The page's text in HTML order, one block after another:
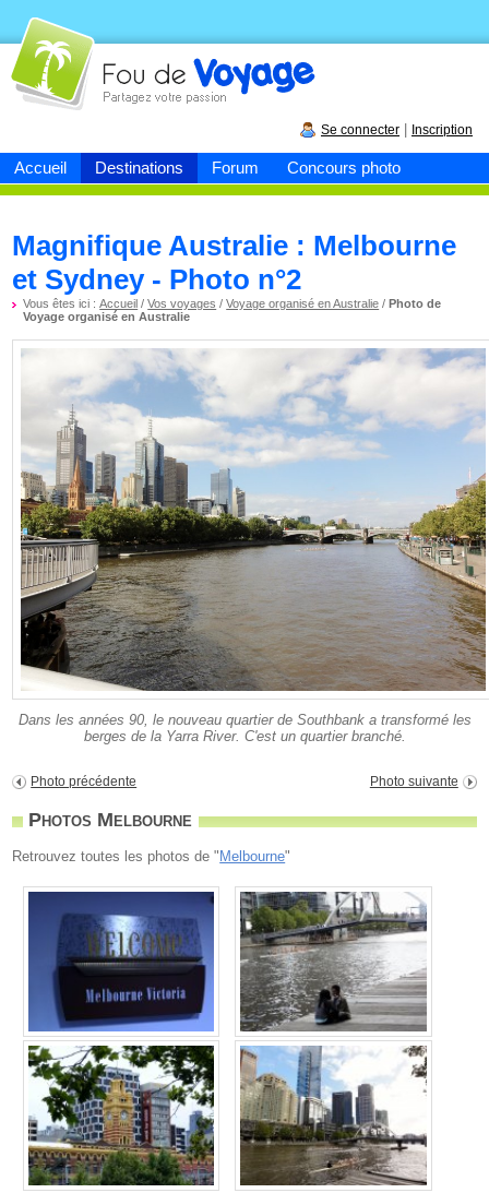
Accueil Destinations Forum Concours photo
Fou devoyage
Se connecter Inscription
Magnifique Australie : Melbourne
et Sydney - Photo n°2
Vous êtes ici :Accueil /Vos voyages /Voyage organisé en Australie /Photo de
Voyage organisé en Australie
Dans les années 90, le nouveau quartier de Southbank a transformé les
berges de la Yarra River. C'est un quartier branché.
Photo précédente Photo suivante
Photos Melbourne
Retrouvez toutes les photos de " Melbourne"